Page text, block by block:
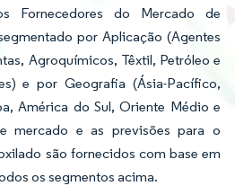
Fornecedores do Mercado de
por Aplicação (Agentes
Agroquímicos, Têxtil, Petróleo e
e por Geografia (Ásia-Pacífico,
América do Sul, Oriente Médio e
mercado e as previsões para o
são fornecidos com base em
os segmentos acima.